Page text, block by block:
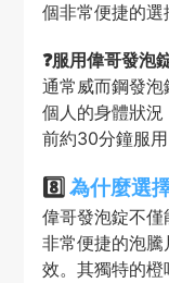
個非常便捷的選
❓服用偉哥發泡
通常威而鋼發
個人的身體狀
前約30分鐘服用
8️⃣ 為什麼選
偉哥發泡錠不
非常便捷的泡
效。其獨特的